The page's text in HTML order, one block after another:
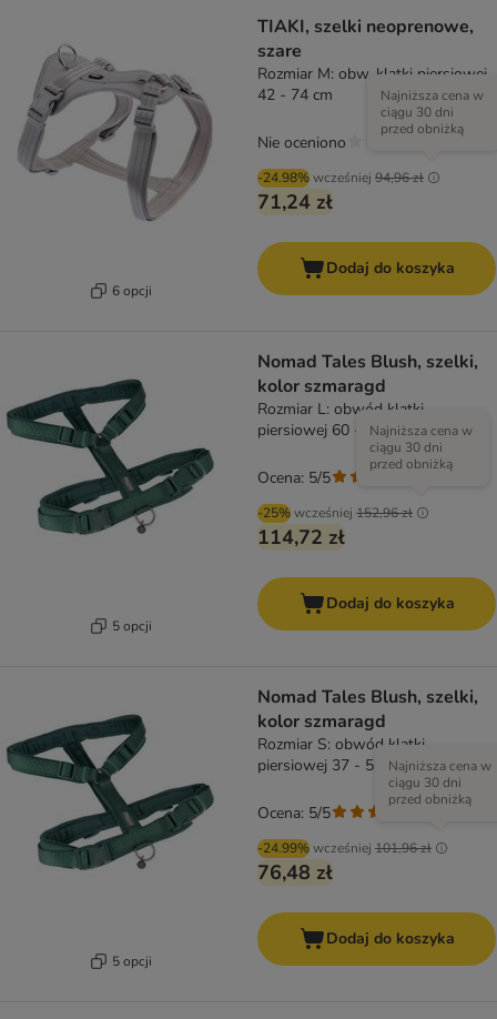
6 opcji
TIAKI, szelki neoprenowe,
szare
Rozmiar M: obw. klatki piersiowej
42 - 74 cm
-24.98%wcześniej 94,96 zł
Najniższa cena w
ciągu 30 dni
przed obniżką
71,24 zł
Nie oceniono
Dodaj do koszyka
5 opcji
Nomad Tales Blush, szelki,
kolor szmaragd
Rozmiar L: obwód klatki
piersiowej 60 - 91 cm, szer. 25
-25%wcześniej 152,96 zł
Najniższa cena w
ciągu 30 dni
przed obniżką
114,72 zł
Ocena: 5/5
Dodaj do koszyka
5 opcji
Nomad Tales Blush, szelki,
kolor szmaragd
Rozmiar S: obwód klatki
piersiowej 37 - 53 cm, szer. 20
-24.99%wcześniej 101,96 zł
Najniższa cena w
ciągu 30 dni
przed obniżką
76,48 zł
Ocena: 5/5
Dodaj do koszyka